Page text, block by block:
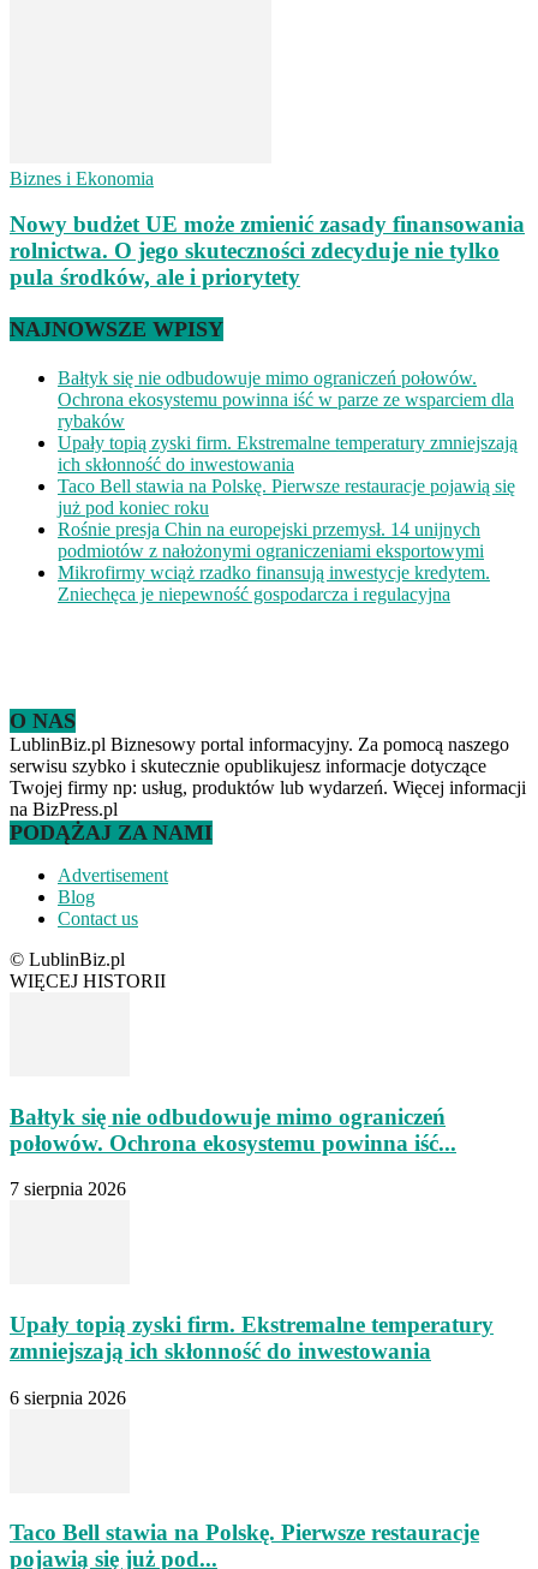
Biznes i Ekonomia
Nowy budżet UE może zmienić zasady finansowania
rolnictwa. O jego skuteczności zdecyduje nie tylko
pula środków, ale i priorytety
NAJNOWSZE WPISY
Bałtyk się nie odbudowuje mimo ograniczeń połowów.
Ochrona ekosystemu powinna iść w parze ze wsparciem dla
rybaków
Upały topią zyski firm. Ekstremalne temperatury zmniejszają
ich skłonność do inwestowania
Taco Bell stawia na Polskę. Pierwsze restauracje pojawią się
już pod koniec roku
Rośnie presja Chin na europejski przemysł. 14 unijnych
podmiotów z nałożonymi ograniczeniami eksportowymi
Mikrofirmy wciąż rzadko finansują inwestycje kredytem.
Zniechęca je niepewność gospodarcza i regulacyjna
O NAS
LublinBiz.pl Biznesowy portal informacyjny. Za pomocą naszego
serwisu szybko i skutecznie opublikujesz informacje dotyczące
Twojej firmy np: usług, produktów lub wydarzeń. Więcej informacji
na BizPress.pl
PODĄŻAJ ZA NAMI
Advertisement
Blog
Contact us
© LublinBiz.pl
WIĘCEJ HISTORII
Bałtyk się nie odbudowuje mimo ograniczeń
połowów. Ochrona ekosystemu powinna iść...
7 sierpnia 2026
Upały topią zyski firm. Ekstremalne temperatury
zmniejszają ich skłonność do inwestowania
6 sierpnia 2026
Taco Bell stawia na Polskę. Pierwsze restauracje
pojawią się już pod...